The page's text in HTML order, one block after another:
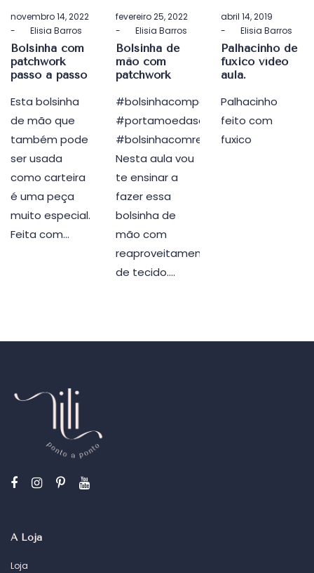
Postado
em
novembro 14, 2022
byElisia Barros
Bolsinha com
patchwork
passo a passo
Esta bolsinha
de mão que
também pode
ser usada
como carteira
é uma peça
muito especial.
Feita com…
Postado
em
fevereiro 25, 2022
byElisia Barros
Bolsinha de
mão com
patchwork
#bolsinhacompatchwork,
#portamoedascompatchwork,
#bolsinhacomretalhodetecido,
Nesta aula vou
te ensinar a
fazer essa
bolsinha de
mão com
reaproveitamento
de tecido.…
Postado
em
abril 14, 2019
byElisia Barros
Palhacinho de
fuxico vídeo
aula.
Palhacinho
feito com
fuxico
A Loja
Loja